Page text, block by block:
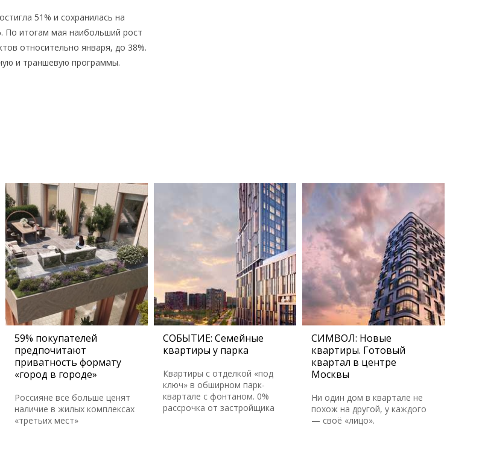
51% и сохранилась на
По итогам мая наибольший рост
относительно января, до 38%.
и траншевую программы.
59% покупателей
предпочитают
приватность формату
«город в городе»
Россияне все больше ценят
наличие в жилых комплексах
«третьих мест»
СОБЫТИЕ: Семейные
квартиры у парка
Квартиры с отделкой «под
ключ» в обширном парк-
квартале с фонтаном. 0%
рассрочка от застройщика
СИМВОЛ: Новые
квартиры. Готовый
квартал в центре
Москвы
Ни один дом в квартале не
похож на другой, у каждого
— своё «лицо».